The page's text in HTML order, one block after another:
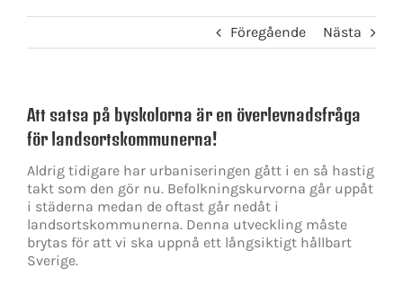
Föregående Nästa
Att satsa på byskolorna är en överlevnadsfråga
för landsortskommunerna!
Aldrig tidigare har urbaniseringen gått i en så hastig
takt som den gör nu. Befolkningskurvorna går uppåt
i städerna medan de oftast går nedåt i
landsortskommunerna. Denna utveckling måste
brytas för att vi ska uppnå ett långsiktigt hållbart
Sverige.